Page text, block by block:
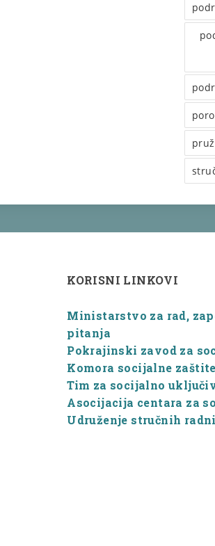
KORISNI LINKOVI
Ministarstvo za rad,
pitanja
Pokrajinski zavod za
Komora socijalne zaštite
Tim za socijalno
Asocijacija centara za
Udruženje stručnih